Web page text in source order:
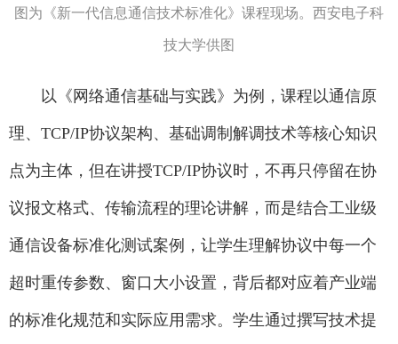
图为《新一代信息通信技术标准化》课程现场。西安电子科
技大学供图
以《网络通信基础与实践》为例，课程以通信原
理、TCP/IP协议架构、基础调制解调技术等核心知识
点为主体，但在讲授TCP/IP协议时，不再只停留在协
议报文格式、传输流程的理论讲解，而是结合工业级
通信设备标准化测试案例，让学生理解协议中每一个
超时重传参数、窗口大小设置，背后都对应着产业端
的标准化规范和实际应用需求。学生通过撰写技术提